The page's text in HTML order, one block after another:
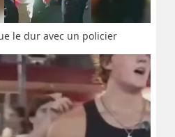
le dur avec un policier